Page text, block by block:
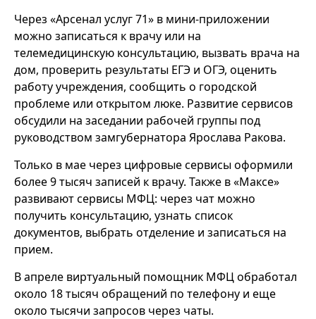
Через «Арсенал услуг 71» в мини-приложении
можно записаться к врачу или на
телемедицинскую консультацию, вызвать врача на
дом, проверить результаты ЕГЭ и ОГЭ, оценить
работу учреждения, сообщить о городской
проблеме или открытом люке. Развитие сервисов
обсудили на заседании рабочей группы под
руководством замгубернатора Ярослава Ракова.
Только в мае через цифровые сервисы оформили
более 9 тысяч записей к врачу. Также в «Максе»
развивают сервисы МФЦ: через чат можно
получить консультацию, узнать список
документов, выбрать отделение и записаться на
прием.
В апреле виртуальный помощник МФЦ обработал
около 18 тысяч обращений по телефону и еще
около тысячи запросов через чаты.